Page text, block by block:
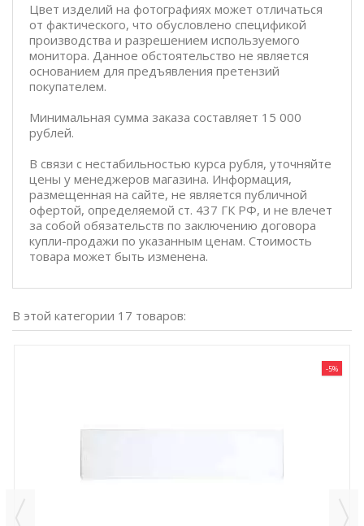
Цвет изделий на фотографиях может отличаться
от фактического, что обусловлено спецификой
производства и разрешением используемого
монитора. Данное обстоятельство не является
основанием для предъявления претензий
покупателем.
Минимальная сумма заказа составляет 15 000
рублей.
В связи с нестабильностью курса рубля, уточняйте
цены у менеджеров магазина. Информация,
размещенная на сайте, не является публичной
офертой, определяемой ст. 437 ГК РФ, и не влечет
за собой обязательств по заключению договора
купли-продажи по указанным ценам. Стоимость
товара может быть изменена.
В этой категории 17 товаров:
-5%